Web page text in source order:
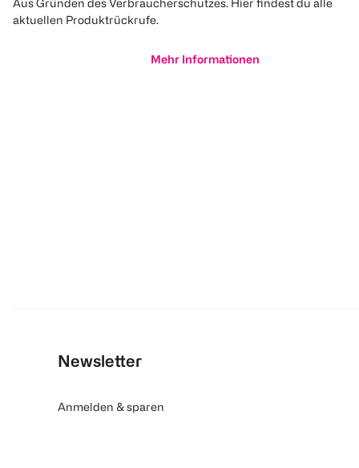
Aus Gründen des Verbraucherschutzes. Hier findest du alle
aktuellen Produktrückrufe.
Mehr Informationen
Newsletter
Anmelden & sparen